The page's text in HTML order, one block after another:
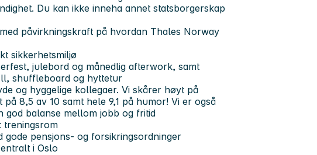
Du kan ikke inneha annet statsborgerskap
påvirkningskraft på hvordan Thales Norway
sikkerhetsmiljø
julebord og månedlig afterwork, samt
shuffleboard og hyttetur
og hyggelige kollegaer. Vi skårer høyt på
8,5 av 10 samt hele 9,1 på humor! Vi er også
god balanse mellom jobb og fritid
treningsrom
gode pensjons- og forsikringsordninger
i Oslo